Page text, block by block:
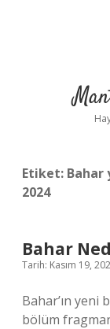
Etiket: Bahar
2024
Bahar
Tarih: Kasım 19,
Bahar’ın yeni
bölüm